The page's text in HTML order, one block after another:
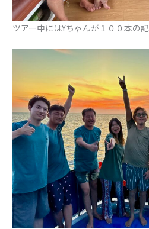
ツアー中にはYちゃんが１００本の